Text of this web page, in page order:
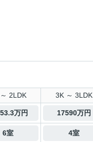
2LDK 3K ～ 3LDK
万円 17590万円
6室 4室